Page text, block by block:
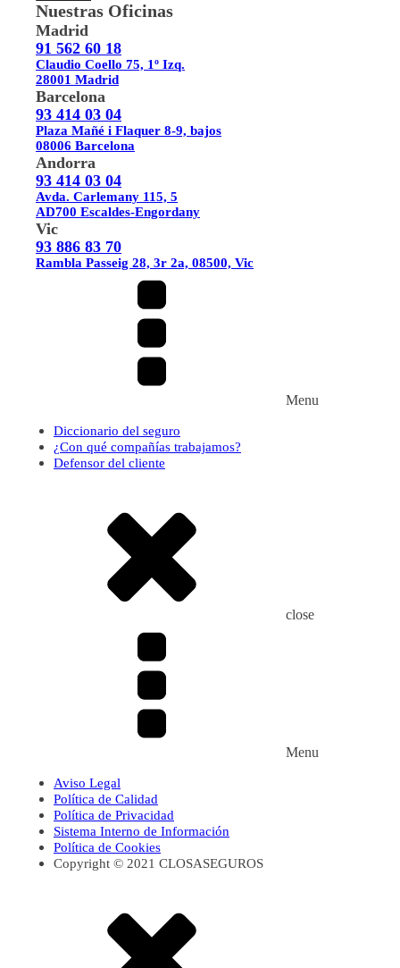
Nuestras Oficinas
Madrid
91 562 60 18
Claudio Coello 75, 1º Izq.
28001 Madrid
Barcelona
93 414 03 04
Plaza Mañé i Flaquer 8-9, bajos
08006 Barcelona
Andorra
93 414 03 04
Avda. Carlemany 115, 5
AD700 Escaldes-Engordany
Vic
93 886 83 70
Rambla Passeig 28, 3r 2a, 08500, Vic
Menu
Diccionario del seguro
¿Con qué compañías trabajamos?
Defensor del cliente
close
Menu
Aviso Legal
Política de Calidad
Política de Privacidad
Sistema Interno de Información
Política de Cookies
Copyright © 2021 CLOSASEGUROS